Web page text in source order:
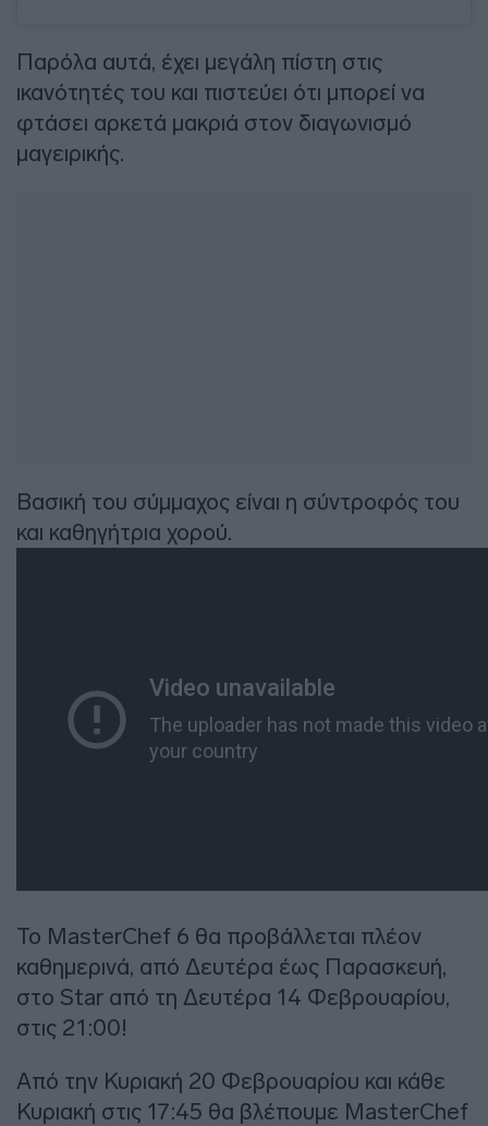
Παρόλα αυτά, έχει μεγάλη πίστη στις
ικανότητές του και πιστεύει ότι μπορεί να
φτάσει αρκετά μακριά στον διαγωνισμό
μαγειρικής.
Βασική του σύμμαχος είναι η σύντροφός του
και καθηγήτρια χορού.
To MasterChef 6 θα προβάλλεται πλέον
καθημερινά, από Δευτέρα έως Παρασκευή,
στο Star από τη Δευτέρα 14 Φεβρουαρίου,
στις 21:00!
Από την Κυριακή 20 Φεβρουαρίου και κάθε
Κυριακή στις 17:45 θα βλέπουμε MasterChef